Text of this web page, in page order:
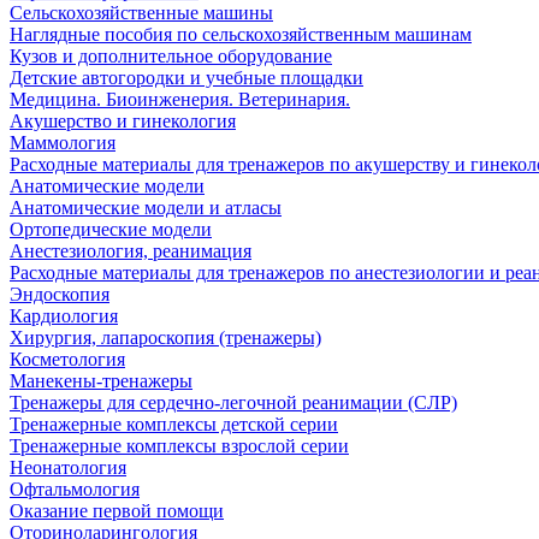
Сельскохозяйственные машины
Наглядные пособия по сельскохозяйственным машинам
Кузов и дополнительное оборудование
Детские автогородки и учебные площадки
Медицина. Биоинженерия. Ветеринария.
Акушерство и гинекология
Маммология
Расходные материалы для тренажеров по акушерству и
Анатомические модели
Анатомические модели и атласы
Ортопедические модели
Анестезиология, реанимация
Расходные материалы для тренажеров по анестезиологии и
Эндоскопия
Кардиология
Хирургия, лапароскопия (тренажеры)
Косметология
Манекены-тренажеры
Тренажеры для сердечно-легочной реанимации (СЛР)
Тренажерные комплексы детской серии
Тренажерные комплексы взрослой серии
Неонатология
Офтальмология
Оказание первой помощи
Оториноларингология